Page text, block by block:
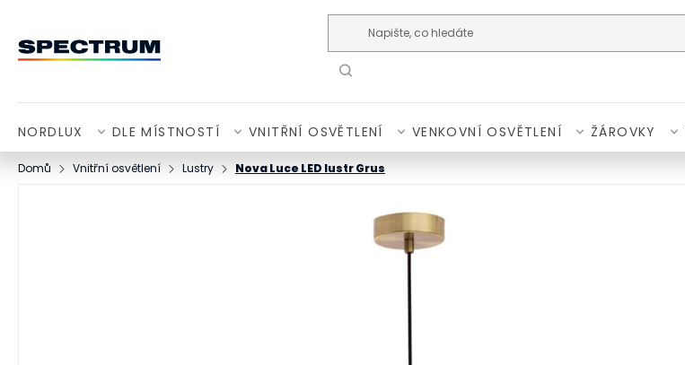
NORDLUX DLE MÍSTNOSTÍ VNITŘNÍ OSVĚTLENÍ VENKOVNÍ OSVĚTLENÍ ŽÁROVKY
Domů Vnitřní osvětlení Lustry Nova Luce LED lustr Grus